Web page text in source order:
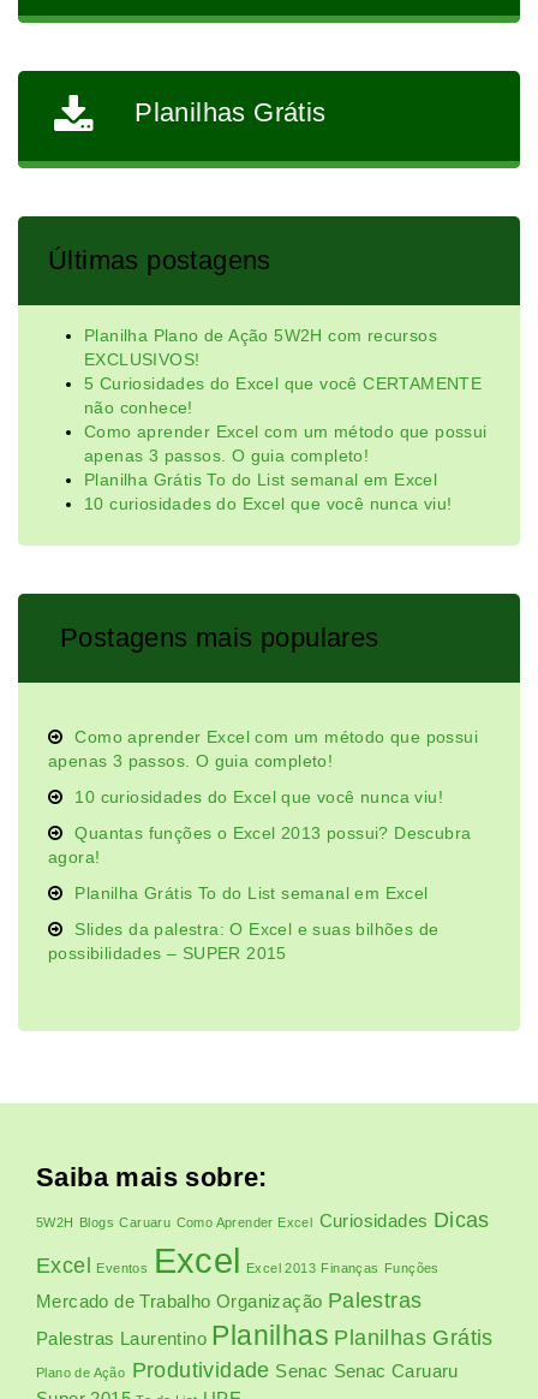
Planilhas Grátis
Últimas postagens
Planilha Plano de Ação 5W2H com recursos
EXCLUSIVOS!
5 Curiosidades do Excel que você CERTAMENTE
não conhece!
Como aprender Excel com um método que possui
apenas 3 passos. O guia completo!
Planilha Grátis To do List semanal em Excel
10 curiosidades do Excel que você nunca viu!
Postagens mais populares
Como aprender Excel com um método que possui
apenas 3 passos. O guia completo!
10 curiosidades do Excel que você nunca viu!
Quantas funções o Excel 2013 possui? Descubra
agora!
Planilha Grátis To do List semanal em Excel
Slides da palestra: O Excel e suas bilhões de
possibilidades – SUPER 2015
Saiba mais sobre:
5W2H Blogs Caruaru Como Aprender Excel Curiosidades Dicas
Excel Eventos Excel Excel 2013 Finanças Funções
Mercado de Trabalho Organização Palestras
Palestras Laurentino Planilhas Planilhas Grátis
Plano de Ação Produtividade Senac Senac Caruaru